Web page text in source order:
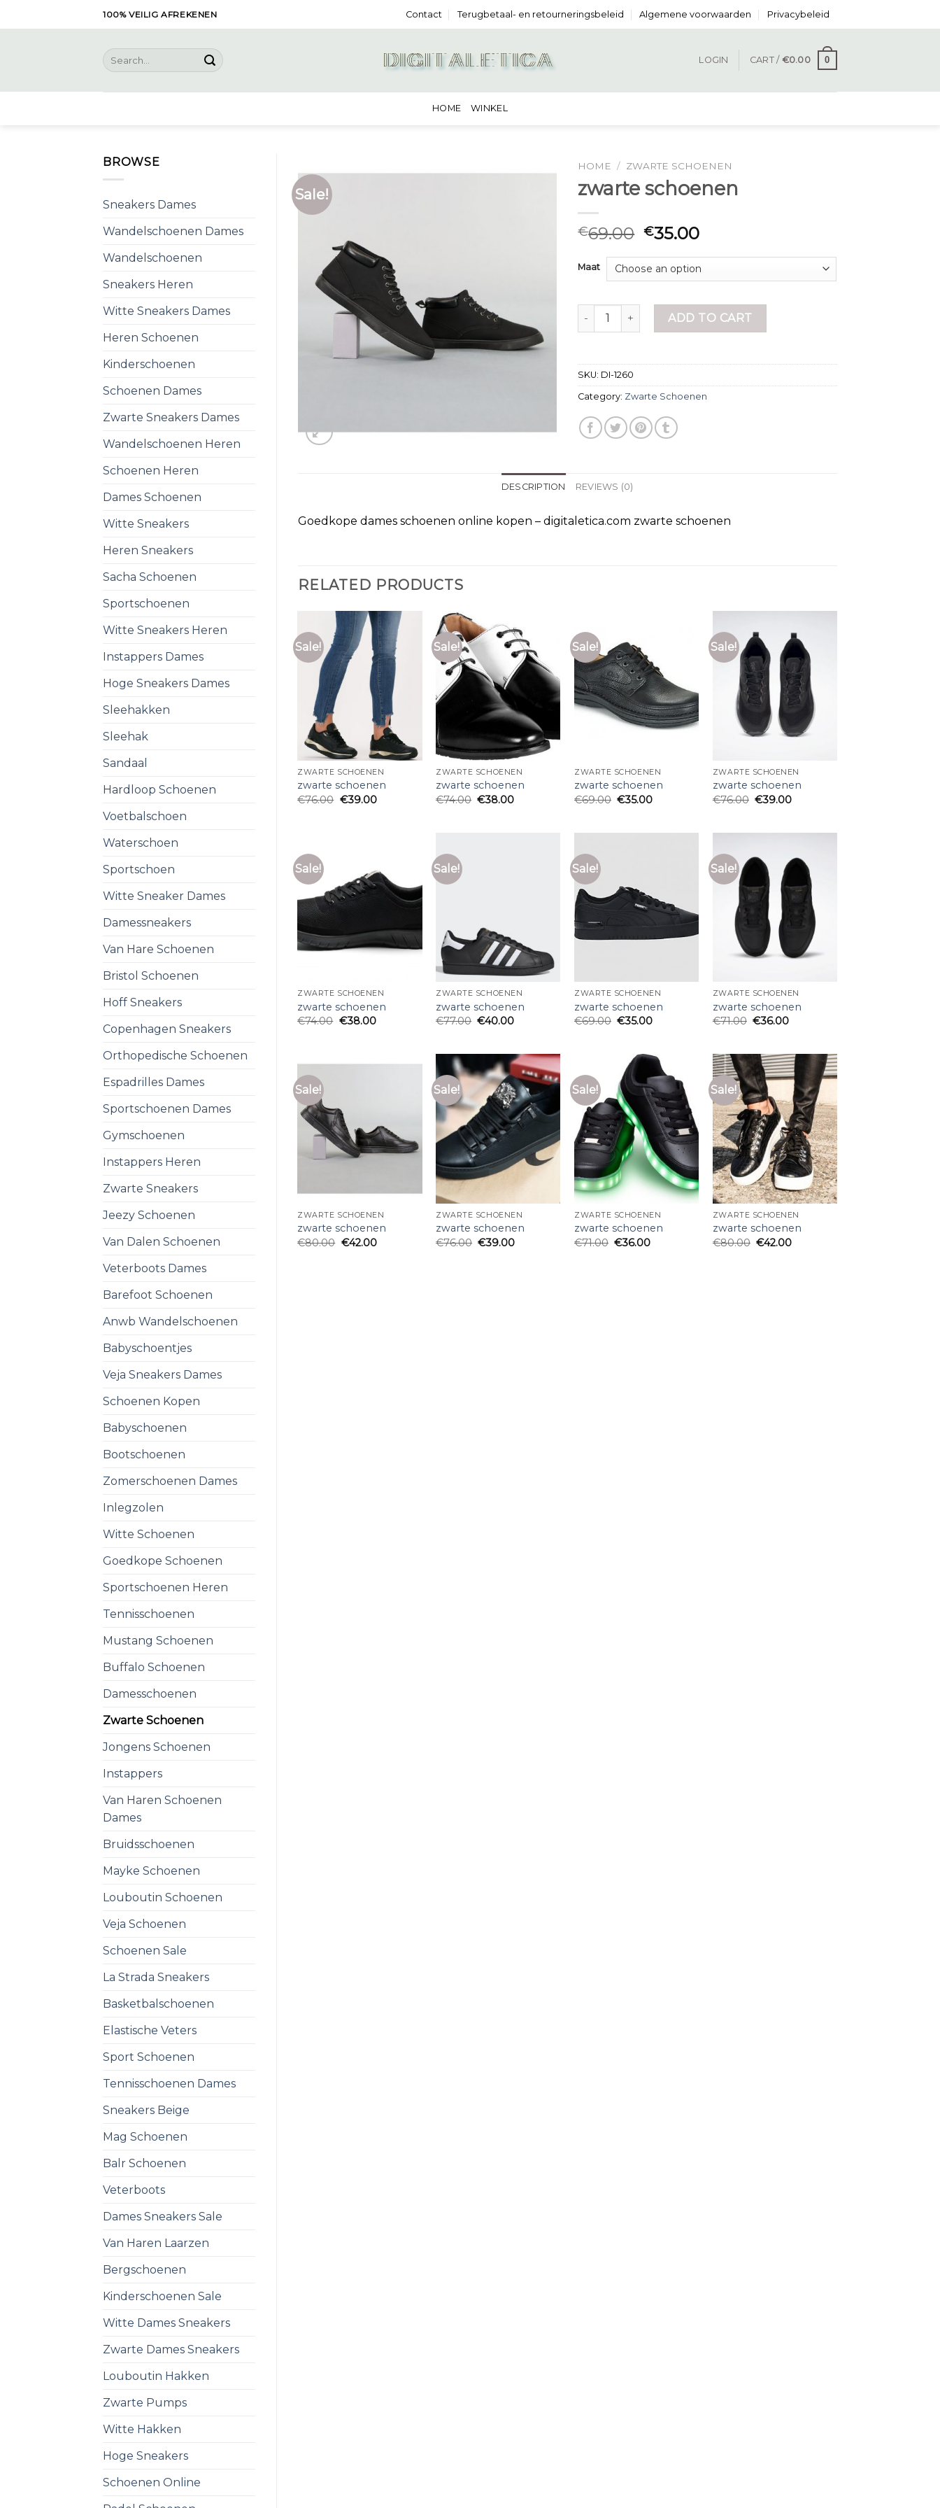
to
100% VEILIG AFREKENEN Contact Terugbetaal- en retourneringsbeleid Algemene voorwaarden Privacybeleid
Search
for:
LOGIN CART / €0.00 0
HOME WINKEL
BROWSE
Sneakers Dames
Wandelschoenen Dames
Wandelschoenen
Sneakers Heren
Witte Sneakers Dames
Heren Schoenen
Kinderschoenen
Schoenen Dames
Zwarte Sneakers Dames
Wandelschoenen Heren
Schoenen Heren
Dames Schoenen
Witte Sneakers
Heren Sneakers
Sacha Schoenen
Sportschoenen
Witte Sneakers Heren
Instappers Dames
Hoge Sneakers Dames
Sleehakken
Sleehak
Sandaal
Hardloop Schoenen
Voetbalschoen
Waterschoen
Sportschoen
Witte Sneaker Dames
Damessneakers
Van Hare Schoenen
Bristol Schoenen
Hoff Sneakers
Copenhagen Sneakers
Orthopedische Schoenen
Espadrilles Dames
Sportschoenen Dames
Gymschoenen
Instappers Heren
Zwarte Sneakers
Jeezy Schoenen
Van Dalen Schoenen
Veterboots Dames
Barefoot Schoenen
Anwb Wandelschoenen
Babyschoentjes
Veja Sneakers Dames
Schoenen Kopen
Babyschoenen
Bootschoenen
Zomerschoenen Dames
Inlegzolen
Witte Schoenen
Goedkope Schoenen
Sportschoenen Heren
Tennisschoenen
Mustang Schoenen
Buffalo Schoenen
Damesschoenen
Zwarte Schoenen
Jongens Schoenen
Instappers
Van Haren Schoenen
Dames
Bruidsschoenen
Mayke Schoenen
Louboutin Schoenen
Veja Schoenen
Schoenen Sale
La Strada Sneakers
Basketbalschoenen
Elastische Veters
Sport Schoenen
Tennisschoenen Dames
Sneakers Beige
Mag Schoenen
Balr Schoenen
Veterboots
Dames Sneakers Sale
Van Haren Laarzen
Bergschoenen
Kinderschoenen Sale
Witte Dames Sneakers
Zwarte Dames Sneakers
Louboutin Hakken
Zwarte Pumps
Witte Hakken
Hoge Sneakers
Schoenen Online
Sale!
HOME / ZWARTE SCHOENEN
zwarte schoenen
€69.00 €35.00
Maat
zwarte schoenen quantityADD TO CART
SKU: DI-1260
Category: Zwarte Schoenen
DESCRIPTION REVIEWS (0)
Goedkope dames schoenen online kopen – digitaletica.com zwarte schoenen
RELATED PRODUCTS
Sale!
ZWARTE SCHOENEN
zwarte schoenen
€76.00 €39.00
Sale!
ZWARTE SCHOENEN
zwarte schoenen
€74.00 €38.00
Sale!
ZWARTE SCHOENEN
zwarte schoenen
€69.00 €35.00
Sale!
ZWARTE SCHOENEN
zwarte schoenen
€76.00 €39.00
Sale!
ZWARTE SCHOENEN
zwarte schoenen
€74.00 €38.00
Sale!
ZWARTE SCHOENEN
zwarte schoenen
€77.00 €40.00
Sale!
ZWARTE SCHOENEN
zwarte schoenen
€69.00 €35.00
Sale!
ZWARTE SCHOENEN
zwarte schoenen
€71.00 €36.00
Sale!
ZWARTE SCHOENEN
zwarte schoenen
€80.00 €42.00
Sale!
ZWARTE SCHOENEN
zwarte schoenen
€76.00 €39.00
Sale!
ZWARTE SCHOENEN
zwarte schoenen
€71.00 €36.00
Sale!
ZWARTE SCHOENEN
zwarte schoenen
€80.00 €42.00